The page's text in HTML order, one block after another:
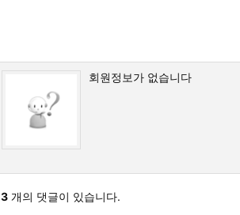
회원정보가 없습니다
3 개의 댓글이 있습니다.